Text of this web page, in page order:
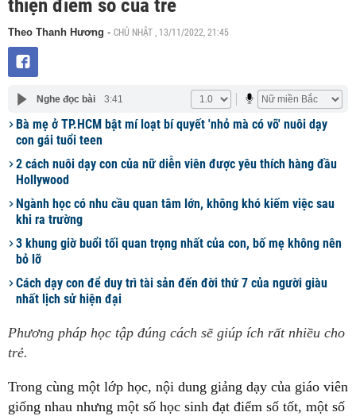
thiện điểm số của trẻ
Theo Thanh Hương - CHỦ NHẬT , 13/11/2022, 21:45
Nghe đọc bài 3:41
Bà mẹ ở TP.HCM bật mí loạt bí quyết 'nhỏ mà có võ' nuôi dạy
con gái tuổi teen
2 cách nuôi dạy con của nữ diễn viên được yêu thích hàng đầu
Hollywood
Ngành học có nhu cầu quan tâm lớn, không khó kiếm việc sau
khi ra trường
3 khung giờ buổi tối quan trọng nhất của con, bố mẹ không nên
bỏ lỡ
Cách dạy con để duy trì tài sản đến đời thứ 7 của người giàu
nhất lịch sử hiện đại
Phương pháp học tập đúng cách sẽ giúp ích rất nhiều cho
trẻ.
Trong cùng một lớp học, nội dung giảng dạy của giáo viên
giống nhau nhưng một số học sinh đạt điểm số tốt, một số